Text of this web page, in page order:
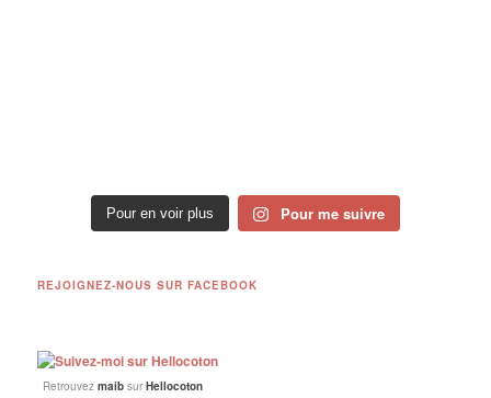
Pour en voir plus Pour me suivre
REJOIGNEZ-NOUS SUR FACEBOOK
Retrouvezmaib surHellocoton